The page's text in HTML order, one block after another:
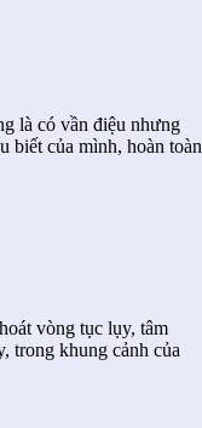
là có vần điệu nhưng
biết của mình, hoàn toàn
vòng tục lụy, tâm
trong khung cảnh của